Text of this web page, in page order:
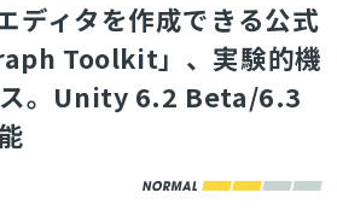
ディタを作成できる公式
Toolkit」、実験的機
ス。Unity 6.2 Beta/6.3